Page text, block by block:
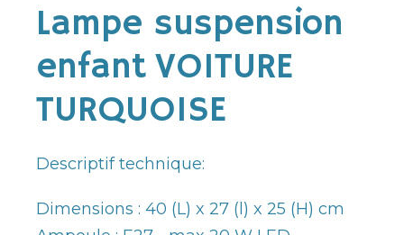
Lampe suspension
enfant VOITURE
TURQUOISE
Descriptif technique:
Dimensions : 40 (L) x 27 (l) x 25 (H) cm